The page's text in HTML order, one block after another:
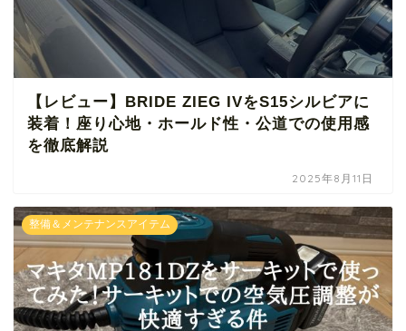
【レビュー】BRIDE ZIEG IVをS15シルビアに
装着！座り心地・ホールド性・公道での使用感
を徹底解説
2025年8月11日
整備＆メンテナンスアイテム